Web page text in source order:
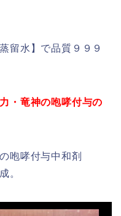
留水】で品質９９９
・竜神の咆哮付与の
咆哮付与中和剤
。